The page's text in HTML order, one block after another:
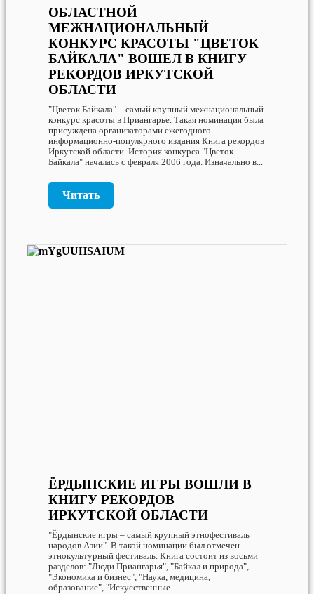
ОБЛАСТНОЙ
МЕЖНАЦИОНАЛЬНЫЙ
КОНКУРС КРАСОТЫ "ЦВЕТОК
БАЙКАЛА" ВОШЕЛ В КНИГУ
РЕКОРДОВ ИРКУТСКОЙ
ОБЛАСТИ
"Цветок Байкала" – самый крупный межнациональный
конкурс красоты в Приангарье. Такая номинация была
присуждена организаторами ежегодного
информационно-популярного издания Книга рекордов
Иркутской области. История конкурса "Цветок
Байкала" началась с февраля 2006 года. Изначально в...
Читать
ЁРДЫНСКИЕ ИГРЫ ВОШЛИ В
КНИГУ РЕКОРДОВ
ИРКУТСКОЙ ОБЛАСТИ
"Ёрдынские игры – самый крупный этнофестиваль
народов Азии". В такой номинации был отмечен
этнокультурный фестиваль. Книга состоит из восьми
разделов: "Люди Приангарья", "Байкал и природа",
"Экономика и бизнес", "Наука, медицина,
образование", "Искусственные...